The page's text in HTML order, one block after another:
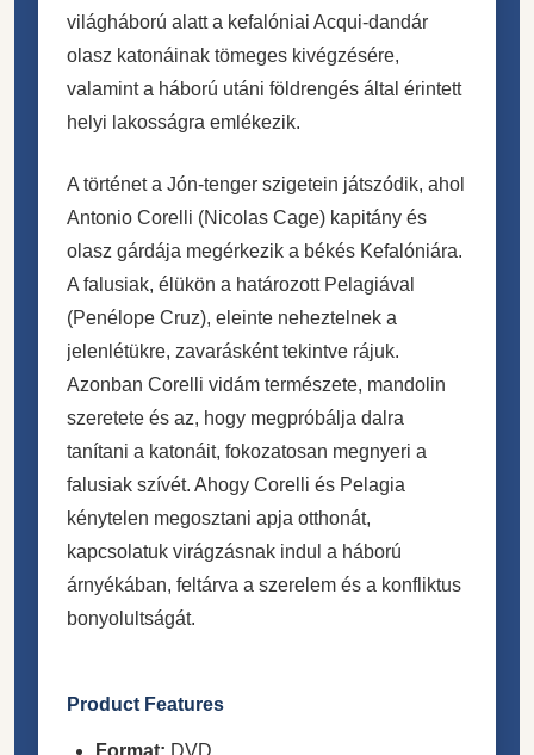
világháború alatt a kefalóniai Acqui-dandár
olasz katonáinak tömeges kivégzésére,
valamint a háború utáni földrengés által érintett
helyi lakosságra emlékezik.
A történet a Jón-tenger szigetein játszódik, ahol
Antonio Corelli (Nicolas Cage) kapitány és
olasz gárdája megérkezik a békés Kefalóniára.
A falusiak, élükön a határozott Pelagiával
(Penélope Cruz), eleinte neheztelnek a
jelenlétükre, zavarásként tekintve rájuk.
Azonban Corelli vidám természete, mandolin
szeretete és az, hogy megpróbálja dalra
tanítani a katonáit, fokozatosan megnyeri a
falusiak szívét. Ahogy Corelli és Pelagia
kénytelen megosztani apja otthonát,
kapcsolatuk virágzásnak indul a háború
árnyékában, feltárva a szerelem és a konfliktus
bonyolultságát.
Product Features
Format: DVD